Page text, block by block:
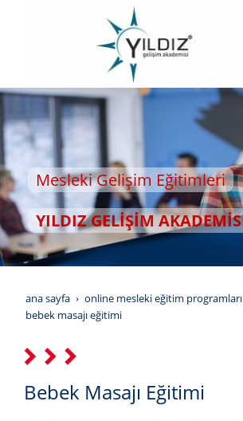
Eğitimleri
AKADEMİSİ
ana sayfa
online mesleki eğitim programları
bebek masajı eğitimi
Bebek Masajı Eğitimi